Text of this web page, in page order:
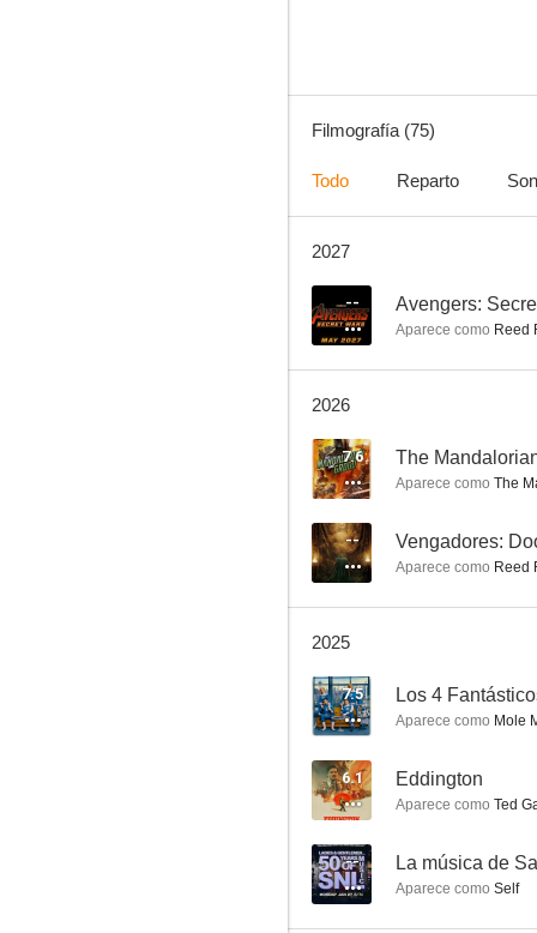
Robot salvaje
8.2
7.9
Filmografía (75)
Todo Reparto
2027
-- Avengers:
Aparece como Reed
2026
7.6 The
Aparece como The
-- Vengadores:
Aparece como Reed
2025
7.5 Los 4
Aparece como Mole
6.1 Eddington
Aparece como Ted
-- La música de
Aparece como Self